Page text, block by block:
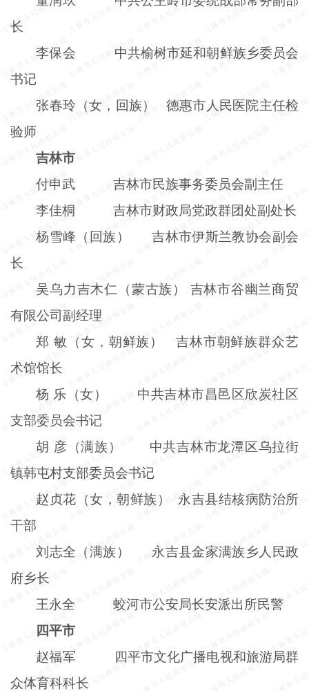
长
李保会 中共榆树市延和朝鲜族乡委员会
书记
张春玲（女，回族） 德惠市人民医院主任检
验师
吉林市
付申武 吉林市民族事务委员会副主任
李佳桐 吉林市财政局党政群团处副处长
杨雪峰（回族）
吉林市伊斯兰教协会副会
长
吴乌力吉木仁（蒙古族） 吉林市谷幽兰商贸
有限公司副经理
郑 敏（女，朝鲜族） 吉林市朝鲜族群众艺
术馆馆长
杨 乐（女） 中共吉林市昌邑区欣炭社区
支部委员会书记
胡 彦（满族） 中共吉林市龙潭区乌拉街
镇韩屯村支部委员会书记
赵贞花（女，朝鲜族） 永吉县结核病防治所
干部
刘志全（满族） 永吉县金家满族乡人民政
府乡长
王永全
蛟河市公安局长安派出所民警
四平市
赵福军
四平市文化广播电视和旅游局群
众体育科科长